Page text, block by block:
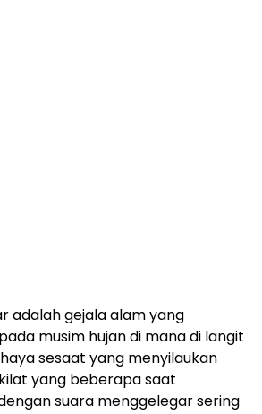
adalah gejala alam yang
musim hujan di mana di langit
sesaat yang menyilaukan
yang beberapa saat
suara menggelegar sering